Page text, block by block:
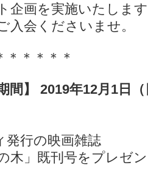
企画を実施いたしま
入会くださいませ。
＊＊＊＊＊
間】 2019年12月1日
発行の映画雑誌
木」既刊号をプレゼ